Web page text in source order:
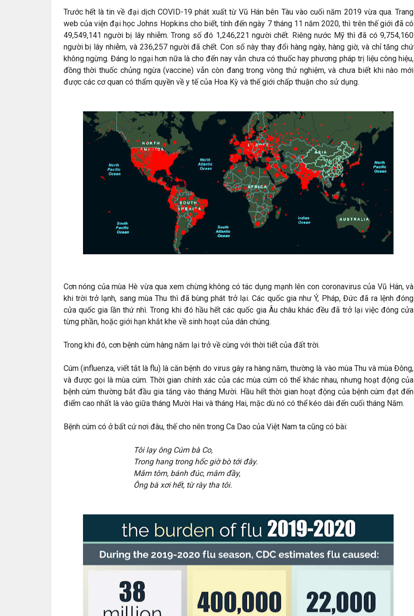
Trước hết là tin về đại dịch COVID-19 phát xuất từ Vũ Hán bên Tàu vào cuối năm 2019 vừa qua. Trang
web của viện đại học Johns Hopkins cho biết, tính đến ngày 7 tháng 11 năm 2020, thì trên thế giới đã có
49,549,141 người bị lây nhiễm. Trong số đó 1,246,221 người chết. Riêng nước Mỹ thì đã có 9,754,160
người bị lây nhiễm, và 236,257 người đã chết. Con số này thay đổi hàng ngày, hàng giờ, và chỉ tăng chứ
không ngừng. Đáng lo ngại hơn nữa là cho đến nay vẫn chưa có thuốc hay phương pháp trị liệu công hiệu,
đồng thời thuốc chủng ngừa (vaccine) vẫn còn đang trong vòng thử nghiệm, và chưa biết khi nào mới
được các cơ quan có thẩm quyền về y tế của Hoa Kỳ và thế giới chấp thuận cho sử dụng.
Cơn nóng của mùa Hè vừa qua xem chừng không có tác dụng mạnh lên con coronavirus của Vũ Hán, và
khi trời trở lạnh, sang mùa Thu thì đã bùng phát trở lại. Các quốc gia như Ý, Pháp, Đức đã ra lệnh đóng
cửa quốc gia lần thứ nhì. Trong khi đó hầu hết các quốc gia Âu châu khác đều đã trở lại việc đóng cửa
từng phần, hoặc giới hạn khắt khe về sinh hoạt của dân chúng.
Trong khi đó, cơn bệnh cúm hàng năm lại trở về cùng với thời tiết của đất trời.
Cúm (influenza, viết tắt là flu) là căn bệnh do virus gây ra hàng năm, thường là vào mùa Thu và mùa Đông,
và được gọi là mùa cúm. Thời gian chính xác của các mùa cúm có thể khác nhau, nhưng hoạt động của
bệnh cúm thường bắt đầu gia tăng vào tháng Mười. Hầu hết thời gian hoạt động của bệnh cúm đạt đến
điểm cao nhất là vào giữa tháng Mười Hai và tháng Hai, mặc dù nó có thể kéo dài đến cuối tháng Năm.
Bệnh cúm có ở bất cứ nơi đâu, thế cho nên trong Ca Dao của Việt Nam ta cũng có bài:
Tôi lạy ông Cúm bà Co,
Trong hang trong hốc giờ bò tới đây.
Mắm tôm, bánh đúc, mâm đầy,
Ông bà xơi hết, từ rày tha tôi.